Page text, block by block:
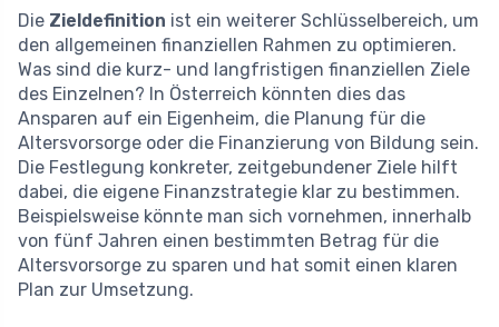
Die Zieldefinition ist ein weiterer Schlüsselbereich, um
den allgemeinen finanziellen Rahmen zu optimieren.
Was sind die kurz- und langfristigen finanziellen Ziele
des Einzelnen? In Österreich könnten dies das
Ansparen auf ein Eigenheim, die Planung für die
Altersvorsorge oder die Finanzierung von Bildung sein.
Die Festlegung konkreter, zeitgebundener Ziele hilft
dabei, die eigene Finanzstrategie klar zu bestimmen.
Beispielsweise könnte man sich vornehmen, innerhalb
von fünf Jahren einen bestimmten Betrag für die
Altersvorsorge zu sparen und hat somit einen klaren
Plan zur Umsetzung.